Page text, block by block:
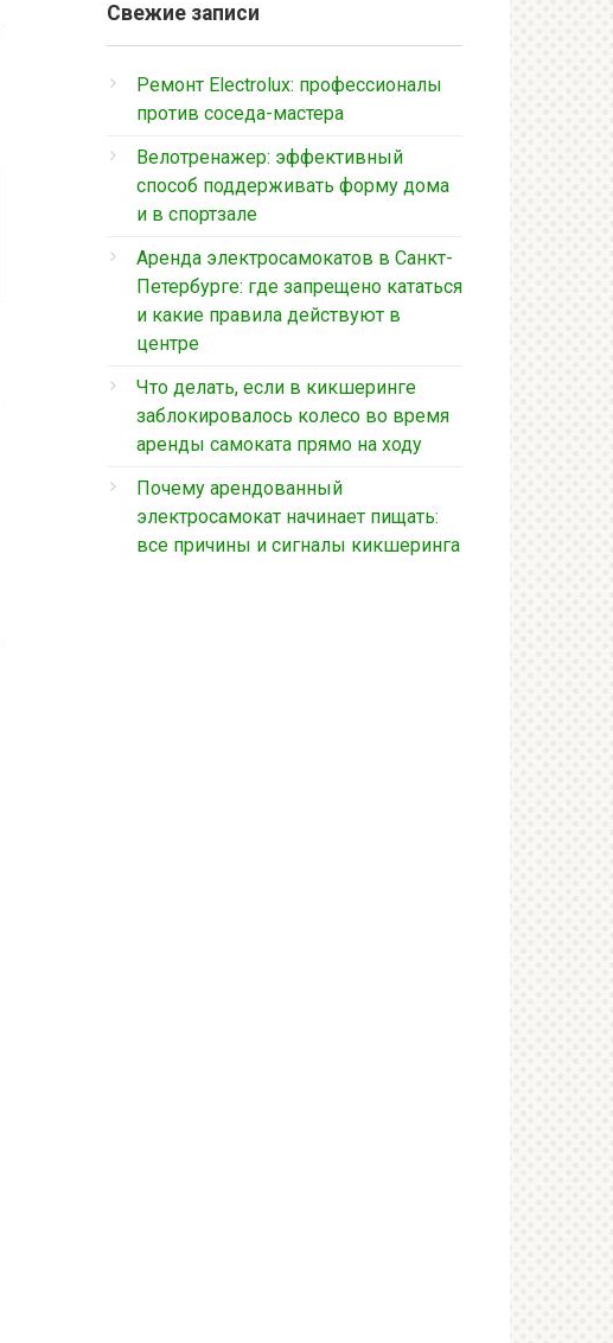
Свежие записи
Ремонт Electrolux: профессионалы
против соседа-мастера
Велотренажер: эффективный
способ поддерживать форму дома
и в спортзале
Аренда электросамокатов в Санкт-
Петербурге: где запрещено кататься
и какие правила действуют в
центре
Что делать, если в кикшеринге
заблокировалось колесо во время
аренды самоката прямо на ходу
Почему арендованный
электросамокат начинает пищать:
все причины и сигналы кикшеринга